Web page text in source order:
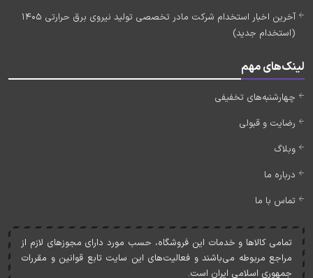
آخرین اخبار استخدام شرکت مادر تخصصی تولید نیروی برق حرارتی 1405
(استخدام جدید)
لینک‌های مهم
چهارشنبه‌های تخفیفی
رضایت و قبولی
وبلاگ
درباره ما
تماس با ما
تمامی کالاها و خدمات اين فروشگاه، حسب مورد دارای مجوزهای لازم از
مراجع مربوطه می‌باشند و فعاليت‌های اين سايت تابع قوانين و مقررات
جمهوری اسلامی ايران است.